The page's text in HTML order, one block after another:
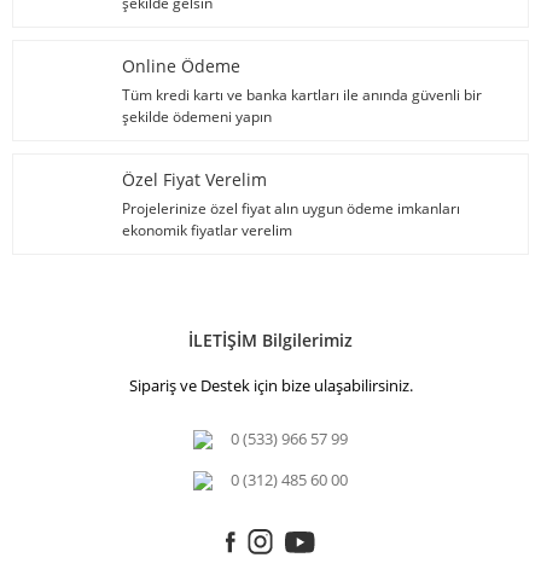
Online Ödeme
Tüm kredi kartı ve banka kartları ile anında güvenli bir
şekilde ödemeni yapın
Özel Fiyat Verelim
Projelerinize özel fiyat alın uygun ödeme imkanları
ekonomik fiyatlar verelim
İLETİŞİM Bilgilerimiz
Sipariş ve Destek için bize ulaşabilirsiniz.
0 (533) 966 57 99
0 (312) 485 60 00